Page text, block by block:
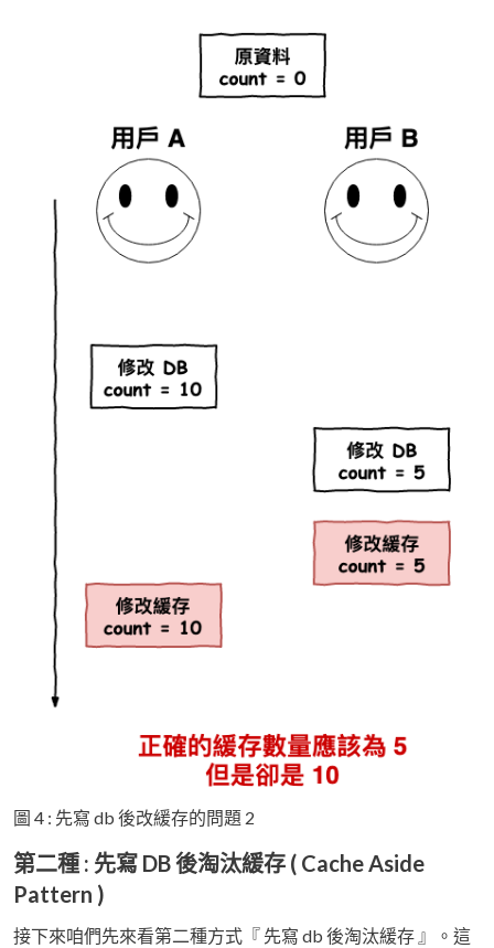
圖 4 : 先寫 db 後改緩存的問題 2
第二種 : 先寫 DB 後淘汰緩存 ( Cache Aside
Pattern )
接下來咱們先來看第二種方式『 先寫 db 後淘汰緩存 』。這